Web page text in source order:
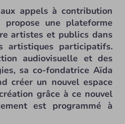
appels à contribution
propose une plateforme
artistes et publics dans
artistiques participatifs.
audiovisuelle et des
sa co-fondatrice Aïda
créer un nouvel espace
grâce à ce nouvel
est programmé à